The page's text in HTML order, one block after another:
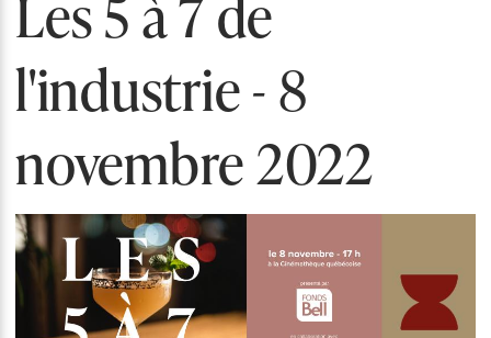
l'industrie - 8
novembre 2022